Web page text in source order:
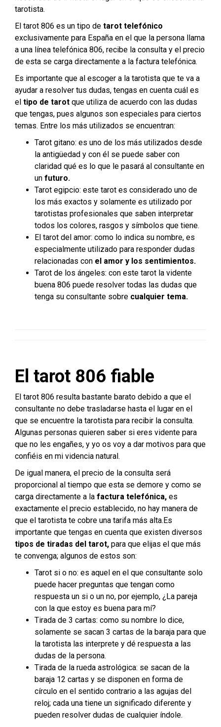
tarotista.
El tarot 806 es un tipo de tarot telefónico
exclusivamente para España en el que la persona llama
a una línea telefónica 806, recibe la consulta y el precio
de esta se carga directamente a la factura telefónica.
Es importante que al escoger a la tarotista que te va a
ayudar a resolver tus dudas, tengas en cuenta cuál es
el tipo de tarot que utiliza de acuerdo con las dudas
que tengas, pues algunos son especiales para ciertos
temas. Entre los más utilizados se encuentran:
Tarot gitano: es uno de los más utilizados desde
la antigüedad y con él se puede saber con
claridad qué es lo que le pasará al consultante en
un futuro.
Tarot egipcio: este tarot es considerado uno de
los más exactos y solamente es utilizado por
tarotistas profesionales que saben interpretar
todos los colores, rasgos y símbolos que tiene.
El tarot del amor: como lo indica su nombre, es
especialmente utilizado para responder dudas
relacionadas con el amor y los sentimientos.
Tarot de los ángeles: con este tarot la vidente
buena 806 puede resolver todas las dudas que
tenga su consultante sobre cualquier tema.
El tarot 806 fiable
El tarot 806 resulta bastante barato debido a que el
consultante no debe trasladarse hasta el lugar en el
que se encuentre la tarotista para recibir la consulta.
Algunas personas quieren saber si eres vidente para
que no les engañes, y yo os voy a dar motivos para que
confiéis en mi videncia natural.
De igual manera, el precio de la consulta será
proporcional al tiempo que esta se demore y como se
carga directamente a la factura telefónica, es
exactamente el precio establecido, no hay manera de
que el tarotista te cobre una tarifa más alta.Es
importante que tengas en cuenta que existen diversos
tipos de tiradas del tarot, para que elijas el que más
te convenga; algunos de estos son:
Tarot si o no: es aquel en el que consultante solo
puede hacer preguntas que tengan como
respuesta un si o un no, por ejemplo, ¿La pareja
con la que estoy es buena para mí?
Tirada de 3 cartas: como su nombre lo dice,
solamente se sacan 3 cartas de la baraja para que
la tarotista las interprete y dé respuesta a las
dudas de la persona.
Tirada de la rueda astrológica: se sacan de la
baraja 12 cartas y se disponen en forma de
círculo en el sentido contrario a las agujas del
reloj; cada una tiene un significado diferente y
pueden resolver dudas de cualquier índole.